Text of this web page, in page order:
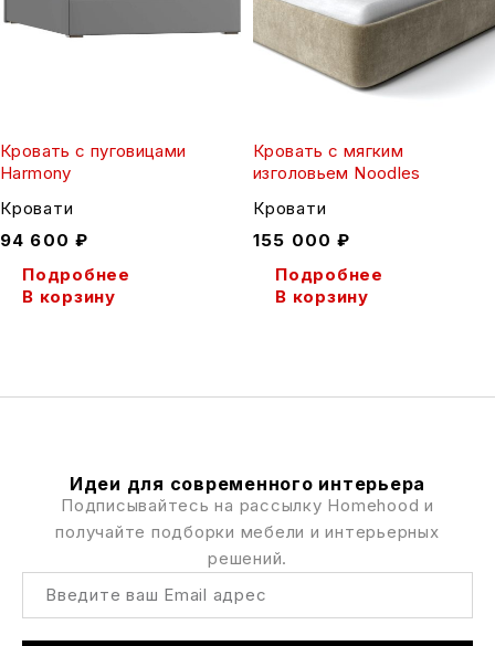
Кровать с пуговицами
Harmony
Кровати
94 600 ₽
Подробнее
В корзину
Кровать с мягким
изголовьем Noodles
Кровати
155 000 ₽
Подробнее
В корзину
Идеи для современного интерьера
Подписывайтесь на рассылку Homehood и
получайте подборки мебели и интерьерных
решений.